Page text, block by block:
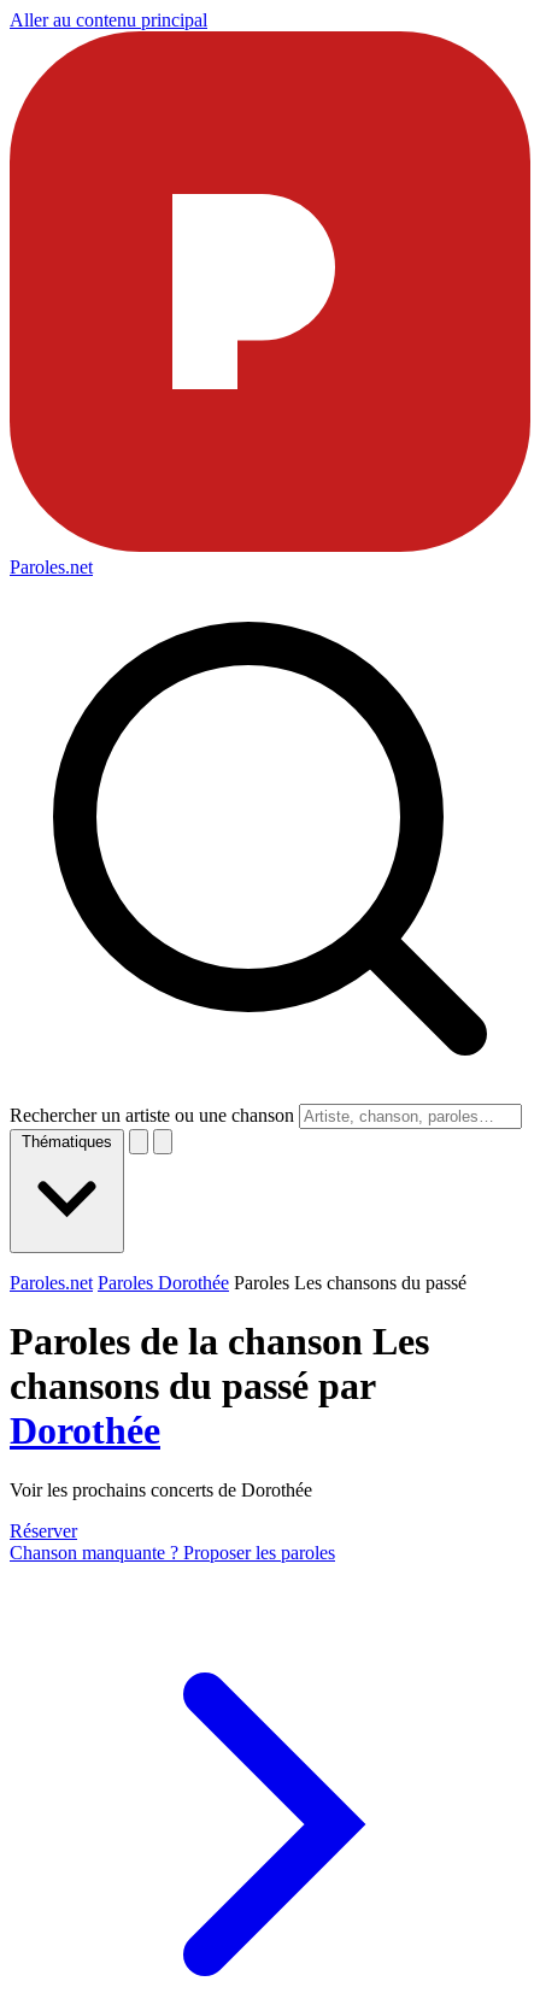
Aller au contenu principal
Paroles.net
Rechercher un artiste ou une chanson
Thématiques
Paroles.net Paroles Dorothée Paroles Les chansons du passé
Paroles de la chanson Les
chansons du passé par
Dorothée
Voir les prochains concerts de Dorothée
Réserver
Chanson manquante ? Proposer les paroles